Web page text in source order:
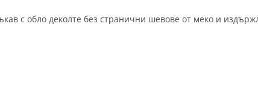
с обло деколте без странични шевове от меко и